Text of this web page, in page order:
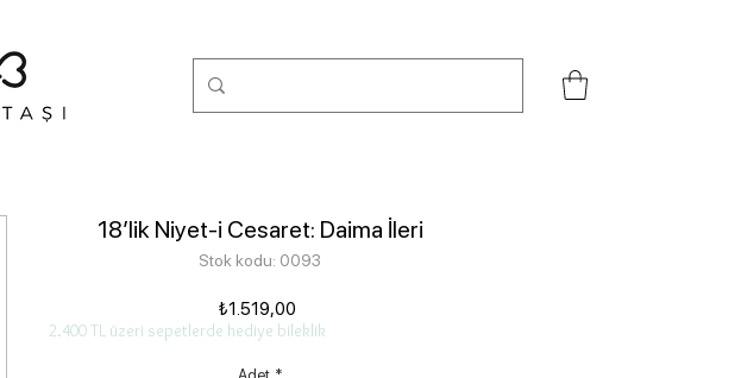
18’lik Niyet-i Cesaret: Daima İleri
Stok kodu: 0093
₺1.519,00Fiyat
2.400 TL üzeri sepetlerde hediye bileklik